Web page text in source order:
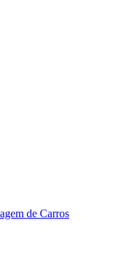
de Carros